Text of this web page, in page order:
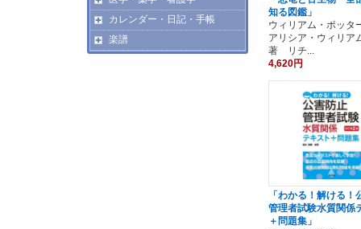
カレンダー・日記・手帳
楽譜
知る図鑑」
ウィリアム・ポッ
アリシア・ウィリア
著 リチ...
4,620円
「わかる！解ける！
管理者試験水質関係
＋問題集」